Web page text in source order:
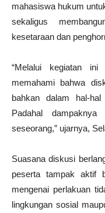
mahasiswa hukum
sekaligus
kesetaraan dan
“Melalui kegiatan
memahami bahwa
bahkan dalam hal-
Padahal
seseorang,” ujarnya,
Suasana diskusi
peserta tampak aktif
mengenai perlakuan
lingkungan sosial